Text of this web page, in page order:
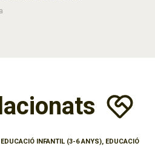
INFANTIL (3-6 ANYS), EDUCACIÓ